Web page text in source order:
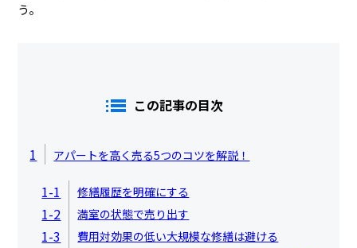
う。
この記事の目次
1 アパートを高く売る5つのコツを解説！
1-1 修繕履歴を明確にする
1-2 満室の状態で売り出す
1-3 費用対効果の低い大規模な修繕は避ける